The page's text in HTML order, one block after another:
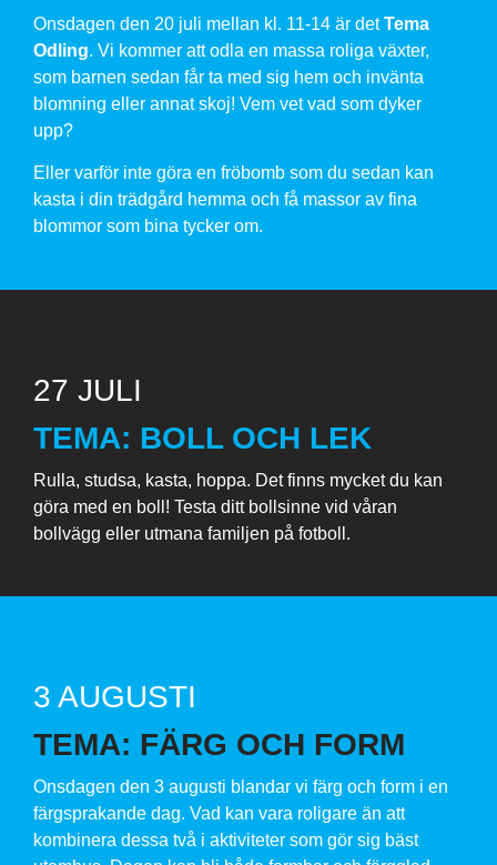
Onsdagen den 20 juli mellan kl. 11-14 är detTema
Odling. Vi kommer att odla en massa roliga växter,
som barnen sedan får ta med sig hem och invänta
blomning eller annat skoj! Vem vet vad som dyker
upp?
Eller varför inte göra en fröbomb som du sedan kan
kasta i din trädgård hemma och få massor av fina
blommor som bina tycker om.
27 JULI
TEMA: BOLL OCH LEK
Rulla, studsa, kasta, hoppa. Det finns mycket du kan
göra med en boll! Testa ditt bollsinne vid våran
bollvägg eller utmana familjen på fotboll.
3 AUGUSTI
TEMA: FÄRG OCH FORM
Onsdagen den 3 augusti blandar vi färg och form i en
färgsprakande dag. Vad kan vara roligare än att
kombinera dessa två i aktiviteter som gör sig bäst